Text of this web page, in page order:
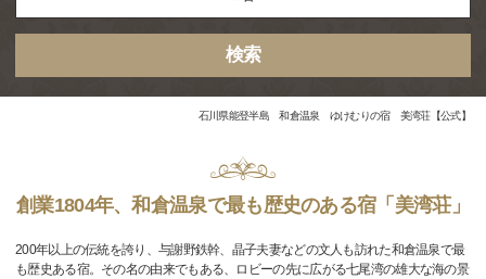
検索
石川県能登半島 和倉温泉 ゆけむりの宿 美湾荘【公式】
創業1804年、和倉温泉で最も歴史のある宿「美湾荘」
200年以上の伝統を誇り、与謝野鉄幹、晶子夫妻などの文人も訪れた和倉温泉で最
も歴史ある宿。その名の由来でもある、ロビーの先に広がる七尾湾の雄大な海の景